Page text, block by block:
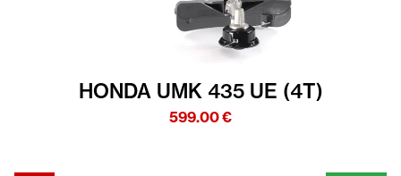
HONDA UMK 435 UE (4T)
599.00€